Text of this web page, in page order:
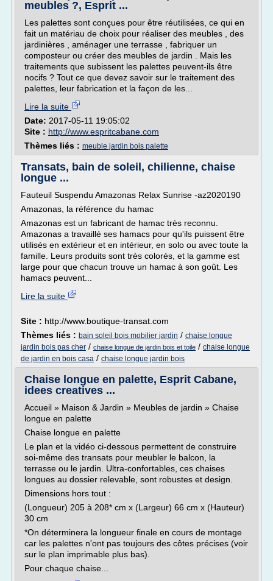
meubles ?, Esprit ...
Les palettes sont conçues pour être réutilisées, ce qui en
fait un matériau de choix pour réaliser des meubles , des
jardinières , aménager une terrasse , fabriquer un
composteur ou créer des meubles de jardin . Mais les
traitements que subissent les palettes peuvent-ils être
nocifs ? Tout ce que devez savoir sur le traitement des
palettes, leur fabrication et la façon de les...
Lire la suite
Date: 2017-05-11 19:05:02
Site : http://www.espritcabane.com
Thèmes liés : meuble jardin bois palette
Transats, bain de soleil, chilienne, chaise
longue ...
Fauteuil Suspendu Amazonas Relax Sunrise -az2020190
Amazonas, la référence du hamac
Amazonas est un fabricant de hamac très reconnu.
Amazonas a travaillé ses hamacs pour qu'ils puissent être
utilisés en extérieur et en intérieur, en solo ou avec toute la
famille. Leurs produits sont très colorés, et la gamme est
large pour que chacun trouve un hamac à son goût. Les
hamacs peuvent...
Lire la suite
Site : http://www.boutique-transat.com
Thèmes liés : bain soleil bois mobilier jardin / chaise longue
jardin bois pas cher / chaise longue de jardin bois et toile / chaise longue
de jardin en bois casa / chaise longue jardin bois
Chaise longue en palette, Esprit Cabane,
idees creatives ...
Accueil » Maison & Jardin » Meubles de jardin » Chaise
longue en palette
Chaise longue en palette
Le plan et la vidéo ci-dessous permettent de construire
soi-même des transats pour meubler le balcon, la
terrasse ou le jardin. Ultra-confortables, ces chaises
longues au dossier relevable, sont robustes et design.
Dimensions hors tout :
(Longueur) 205 à 208* cm x (Largeur) 66 cm x (Hauteur)
30 cm
*On déterminera la longueur finale en cours de montage
car les palettes n'ont pas toujours des côtes précises (voir
sur le plan imprimable plus bas).
Pour chaque chaise...